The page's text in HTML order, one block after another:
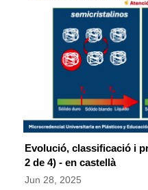
Evolució, classificació i
2 de 4) - en castellà
Jun 28, 2025